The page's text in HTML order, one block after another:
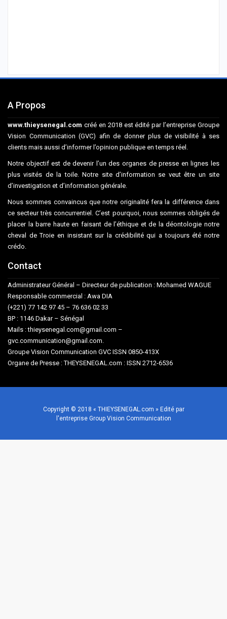
A Propos
www.thieysenegal.com créé en 2018 est édité par l’entreprise Groupe
Vision Communication (GVC) afin de donner plus de visibilité à ses
clients mais aussi d’informer l’opinion publique en temps réel.
Notre objectif est de devenir l’un des organes de presse en lignes les
plus visités de la toile. Notre site d’information se veut être un site
d’investigation et d’information générale.
Nous sommes convaincus que notre originalité fera la différence dans
ce secteur très concurrentiel. C’est pourquoi, nous sommes obligés de
placer la barre haute en faisant de l’éthique et de la déontologie notre
cheval de Troie en insistant sur la crédibilité qui a toujours été notre
crédo.
Contact
Administrateur Général – Directeur de publication : Mohamed WAGUE
Responsable commercial : Awa DIA
(+221) 77 142 97 45 – 76 636 02 33
BP : 1146 Dakar – Sénégal
Mails : thieysenegal.com@gmail.com –
gvc.communication@gmail.com.
Groupe Vision Communication GVC ISSN 0850-413X
Organe de Presse : THEYSENEGAL.com : ISSN 2712-6536
Copyright © 2018 « THIEYSENEGAL.com » Edité par
l'entreprise Group Vision Communication